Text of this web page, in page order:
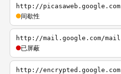
http://picasaweb.google.com
间歇性
http://mail.google.com/mail
已屏蔽
http://encrypted.google.com